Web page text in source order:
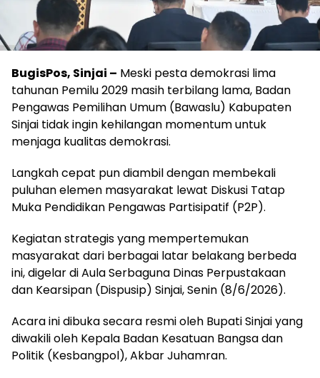
BugisPos, Sinjai – Meski pesta demokrasi lima
tahunan Pemilu 2029 masih terbilang lama, Badan
Pengawas Pemilihan Umum (Bawaslu) Kabupaten
Sinjai tidak ingin kehilangan momentum untuk
menjaga kualitas demokrasi.
Langkah cepat pun diambil dengan membekali
puluhan elemen masyarakat lewat Diskusi Tatap
Muka Pendidikan Pengawas Partisipatif (P2P).
Kegiatan strategis yang mempertemukan
masyarakat dari berbagai latar belakang berbeda
ini, digelar di Aula Serbaguna Dinas Perpustakaan
dan Kearsipan (Dispusip) Sinjai, Senin (8/6/2026).
Acara ini dibuka secara resmi oleh Bupati Sinjai yang
diwakili oleh Kepala Badan Kesatuan Bangsa dan
Politik (Kesbangpol), Akbar Juhamran.